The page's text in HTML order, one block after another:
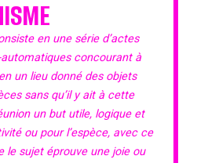
en une série d’actes
concourant à
un lieu donné des objets
sans qu’il y ait à cette
un but utile, logique et
ou pour l’espèce, avec ce
le sujet éprouve une joie ou